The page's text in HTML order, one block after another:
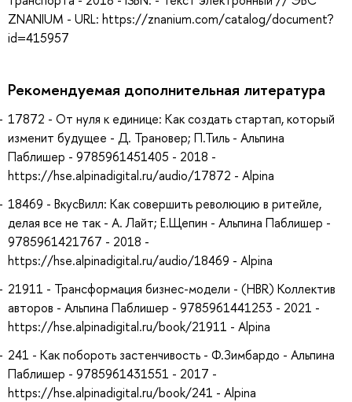
ZNANIUM - URL: https://znanium.com/catalog/document?
id=415957
Рекомендуемая дополнительная литература
17872 - От нуля к единице: Как создать стартап, который
изменит будущее - Д. Трановер; П.Тиль - Альпина
Паблишер - 9785961451405 - 2018 -
https://hse.alpinadigital.ru/audio/17872 - Alpina
18469 - ВкусВилл: Как совершить революцию в ритейле,
делая все не так - А. Лайт; Е.Щепин - Альпина Паблишер -
9785961421767 - 2018 -
https://hse.alpinadigital.ru/audio/18469 - Alpina
21911 - Трансформация бизнес-модели - (HBR) Коллектив
авторов - Альпина Паблишер - 9785961441253 - 2021 -
https://hse.alpinadigital.ru/book/21911 - Alpina
241 - Как побороть застенчивость - Ф.Зимбардо - Альпина
Паблишер - 9785961431551 - 2017 -
https://hse.alpinadigital.ru/book/241 - Alpina